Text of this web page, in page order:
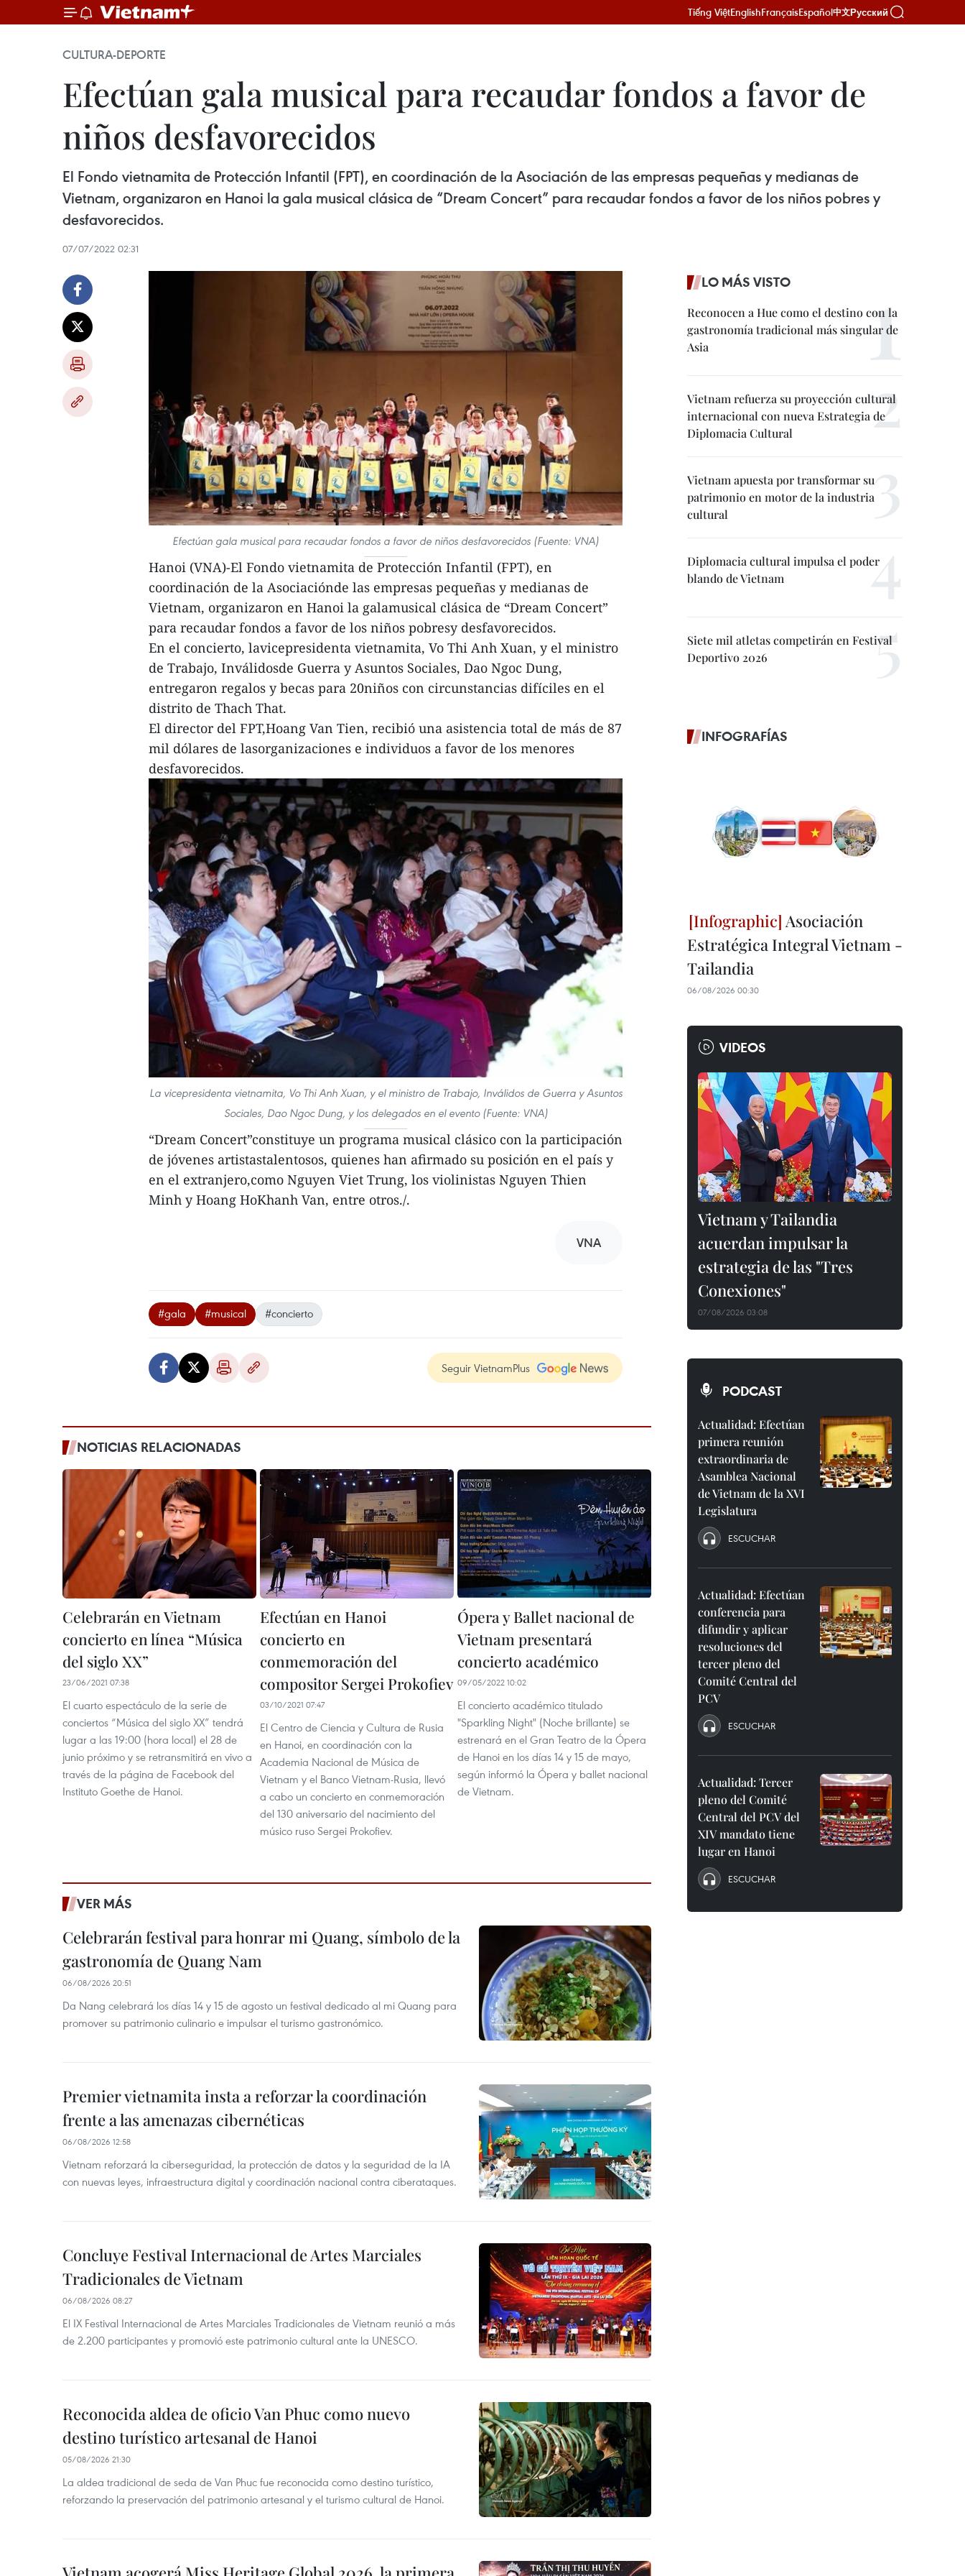
Tiếng ViệtEnglishFrançaisEspañol中文Русский
CULTURA-DEPORTE
Efectúan gala musical para recaudar fondos a favor de
niños desfavorecidos
El Fondo vietnamita de Protección Infantil (FPT), en coordinación de la Asociación de las empresas pequeñas y medianas de
Vietnam, organizaron en Hanoi la gala musical clásica de “Dream Concert” para recaudar fondos a favor de los niños pobres y
desfavorecidos.
07/07/2022 02:31
Efectúan gala musical para recaudar fondos a favor de niños desfavorecidos (Fuente: VNA)
Hanoi (VNA)-El Fondo vietnamita de Protección Infantil (FPT), en
coordinación de la Asociaciónde las empresas pequeñas y medianas de
Vietnam, organizaron en Hanoi la galamusical clásica de “Dream Concert”
para recaudar fondos a favor de los niños pobresy desfavorecidos.
En el concierto, lavicepresidenta vietnamita, Vo Thi Anh Xuan, y el ministro
de Trabajo, Inválidosde Guerra y Asuntos Sociales, Dao Ngoc Dung,
entregaron regalos y becas para 20niños con circunstancias difíciles en el
distrito de Thach That.
El director del FPT,Hoang Van Tien, recibió una asistencia total de más de 87
mil dólares de lasorganizaciones e individuos a favor de los menores
desfavorecidos.
La vicepresidenta vietnamita, Vo Thi Anh Xuan, y el ministro de Trabajo, Inválidos de Guerra y Asuntos
Sociales, Dao Ngoc Dung, y los delegados en el evento (Fuente: VNA)
“Dream Concert”constituye un programa musical clásico con la participación
de jóvenes artistastalentosos, quienes han afirmado su posición en el país y
en el extranjero,como Nguyen Viet Trung, los violinistas Nguyen Thien
Minh y Hoang HoKhanh Van, entre otros./.
VNA
#gala #musical #concierto
Seguir VietnamPlus
NOTICIAS RELACIONADAS
Celebrarán en Vietnam
concierto en línea “Música
del siglo XX”
23/06/2021 07:38
El cuarto espectáculo de la serie de
conciertos “Música del siglo XX” tendrá
lugar a las 19:00 (hora local) el 28 de
junio próximo y se retransmitirá en vivo a
través de la página de Facebook del
Instituto Goethe de Hanoi.
Efectúan en Hanoi
concierto en
conmemoración del
compositor Sergei Prokofiev
03/10/2021 07:47
El Centro de Ciencia y Cultura de Rusia
en Hanoi, en coordinación con la
Academia Nacional de Música de
Vietnam y el Banco Vietnam-Rusia, llevó
a cabo un concierto en conmemoración
del 130 aniversario del nacimiento del
músico ruso Sergei Prokofiev.
Ópera y Ballet nacional de
Vietnam presentará
concierto académico
09/05/2022 10:02
El concierto académico titulado
"Sparkling Night" (Noche brillante) se
estrenará en el Gran Teatro de la Ópera
de Hanoi en los días 14 y 15 de mayo,
según informó la Ópera y ballet nacional
de Vietnam.
VER MÁS
Celebrarán festival para honrar mi Quang, símbolo de la
gastronomía de Quang Nam
06/08/2026 20:51
Da Nang celebrará los días 14 y 15 de agosto un festival dedicado al mi Quang para
promover su patrimonio culinario e impulsar el turismo gastronómico.
Premier vietnamita insta a reforzar la coordinación
frente a las amenazas cibernéticas
06/08/2026 12:58
Vietnam reforzará la ciberseguridad, la protección de datos y la seguridad de la IA
con nuevas leyes, infraestructura digital y coordinación nacional contra ciberataques.
Concluye Festival Internacional de Artes Marciales
Tradicionales de Vietnam
06/08/2026 08:27
El IX Festival Internacional de Artes Marciales Tradicionales de Vietnam reunió a más
de 2.200 participantes y promovió este patrimonio cultural ante la UNESCO.
Reconocida aldea de oficio Van Phuc como nuevo
destino turístico artesanal de Hanoi
05/08/2026 21:30
La aldea tradicional de seda de Van Phuc fue reconocida como destino turístico,
reforzando la preservación del patrimonio artesanal y el turismo cultural de Hanoi.
LO MÁS VISTO
Reconocen a Hue como el destino con la
gastronomía tradicional más singular de
Asia
Vietnam refuerza su proyección cultural
internacional con nueva Estrategia de
Diplomacia Cultural
Vietnam apuesta por transformar su
patrimonio en motor de la industria
cultural
Diplomacia cultural impulsa el poder
blando de Vietnam
Siete mil atletas competirán en Festival
Deportivo 2026
INFOGRAFÍAS
Asociación
Estratégica Integral Vietnam -
Tailandia
06/08/2026 00:30
VIDEOS
Vietnam y Tailandia
acuerdan impulsar la
estrategia de las "Tres
Conexiones"
07/08/2026 03:08
PODCAST
Actualidad: Efectúan
primera reunión
extraordinaria de
Asamblea Nacional
de Vietnam de la XVI
Legislatura
ESCUCHAR
Actualidad: Efectúan
conferencia para
difundir y aplicar
resoluciones del
tercer pleno del
Comité Central del
PCV
ESCUCHAR
Actualidad: Tercer
pleno del Comité
Central del PCV del
XIV mandato tiene
lugar en Hanoi
ESCUCHAR